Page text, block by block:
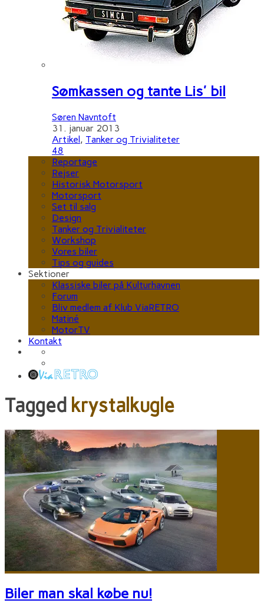
Sømkassen og tante Lis' bil
Søren Navntoft
31. januar 2013
Artikel, Tanker og Trivialiteter
48
Reportage
Rejser
Historisk Motorsport
Motorsport
Set til salg
Design
Tanker og Trivialiteter
Workshop
Vores biler
Tips og guides
Sektioner
Klassiske biler på Kulturhavnen
Forum
Bliv medlem af Klub ViaRETRO
Matiné
MotorTV
Kontakt
Tagged krystalkugle
Biler man skal købe nu!